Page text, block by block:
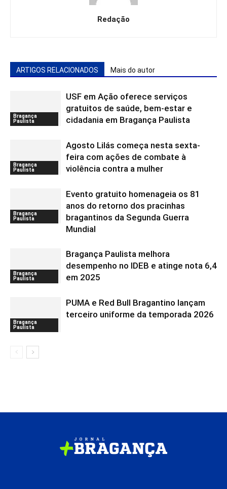
Redação
ARTIGOS RELACIONADOS Mais do autor
Bragança
Paulista
USF em Ação oferece serviços
gratuitos de saúde, bem-estar e
cidadania em Bragança Paulista
Bragança
Paulista
Agosto Lilás começa nesta sexta-
feira com ações de combate à
violência contra a mulher
Bragança
Paulista
Evento gratuito homenageia os 81
anos do retorno dos pracinhas
bragantinos da Segunda Guerra
Mundial
Bragança
Paulista
Bragança Paulista melhora
desempenho no IDEB e atinge nota 6,4
em 2025
Bragança
Paulista
PUMA e Red Bull Bragantino lançam
terceiro uniforme da temporada 2026